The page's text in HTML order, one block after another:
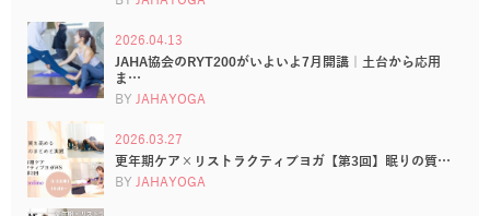
2026.04.13
JAHA協会のRYT200がいよいよ7月開講｜土台から応用
ま…
BY JAHAYOGA
2026.03.27
更年期ケア×リストラクティブヨガ【第3回】眠りの質…
BY JAHAYOGA